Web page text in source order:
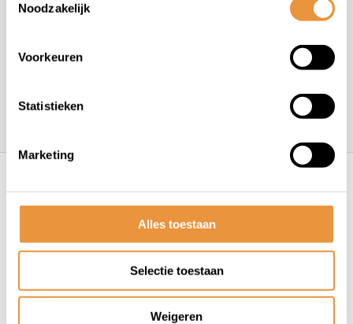
Noodzakelijk
Voorkeuren
Statistieken
Marketing
Alles toestaan
Selectie toestaan
Weigeren
Algemene voorwaarden Disclaimer
Privacy
Policy
Sitemap